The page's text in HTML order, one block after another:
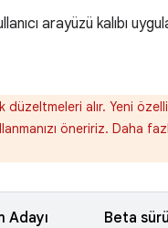
arayüzü kalıbı
düzeltmeleri alır. Yeni
öneririz. Daha
Adayı Beta